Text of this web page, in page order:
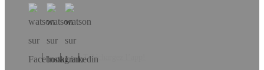
Téléchargez l’app!